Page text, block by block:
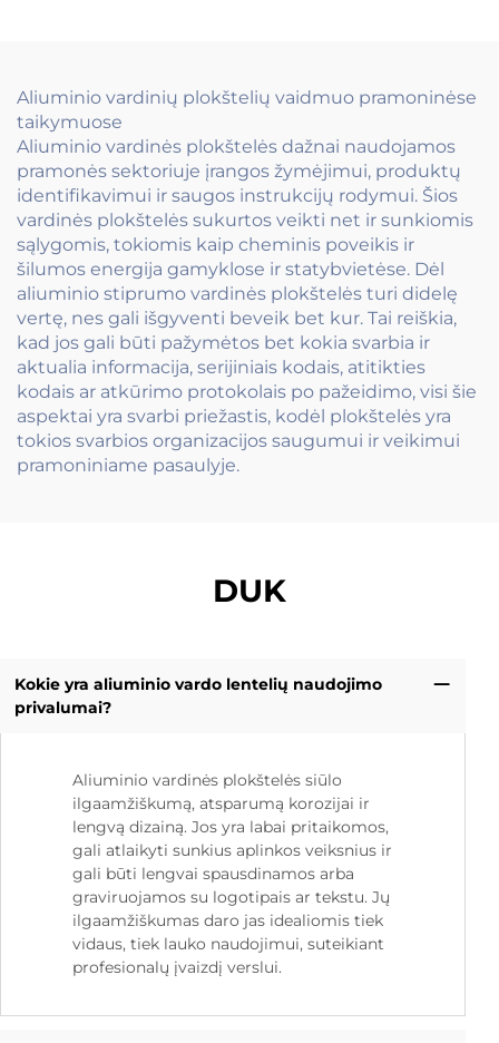
Aliuminio vardinių plokštelių vaidmuo pramoninėse
taikymuose
Aliuminio vardinės plokštelės dažnai naudojamos
pramonės sektoriuje įrangos žymėjimui, produktų
identifikavimui ir saugos instrukcijų rodymui. Šios
vardinės plokštelės sukurtos veikti net ir sunkiomis
sąlygomis, tokiomis kaip cheminis poveikis ir
šilumos energija gamyklose ir statybvietėse. Dėl
aliuminio stiprumo vardinės plokštelės turi didelę
vertę, nes gali išgyventi beveik bet kur. Tai reiškia,
kad jos gali būti pažymėtos bet kokia svarbia ir
aktualia informacija, serijiniais kodais, atitikties
kodais ar atkūrimo protokolais po pažeidimo, visi šie
aspektai yra svarbi priežastis, kodėl plokštelės yra
tokios svarbios organizacijos saugumui ir veikimui
pramoniniame pasaulyje.
DUK
Kokie yra aliuminio vardo lentelių naudojimo
privalumai?
Aliuminio vardinės plokštelės siūlo
ilgaamžiškumą, atsparumą korozijai ir
lengvą dizainą. Jos yra labai pritaikomos,
gali atlaikyti sunkius aplinkos veiksnius ir
gali būti lengvai spausdinamos arba
graviruojamos su logotipais ar tekstu. Jų
ilgaamžiškumas daro jas idealiomis tiek
vidaus, tiek lauko naudojimui, suteikiant
profesionalų įvaizdį verslui.